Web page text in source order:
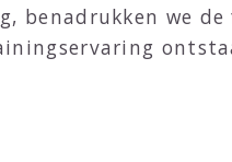
benadrukken we